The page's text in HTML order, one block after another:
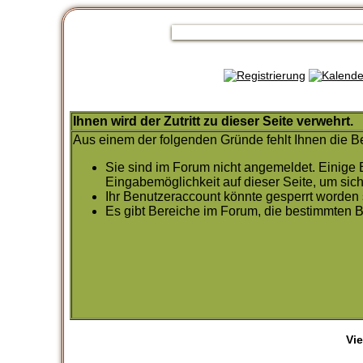
Ihnen wird der Zutritt zu dieser Seite verwehrt.
Aus einem der folgenden Gründe fehlt Ihnen die
Sie sind im Forum nicht angemeldet.
Eingabemöglichkeit auf dieser Seite, um
Ihr Benutzeraccount könnte gesperrt
Es gibt Bereiche im Forum, die bestimmten